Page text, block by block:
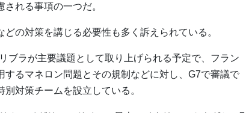
れる事項の一つだ。
の対策を講じる必要性も多く訴えられている。
ブラが主要議題として取り上げられる予定で、フラン
するマネロン問題とその規制などに対し、G7で審議で
対策チームを設立している。